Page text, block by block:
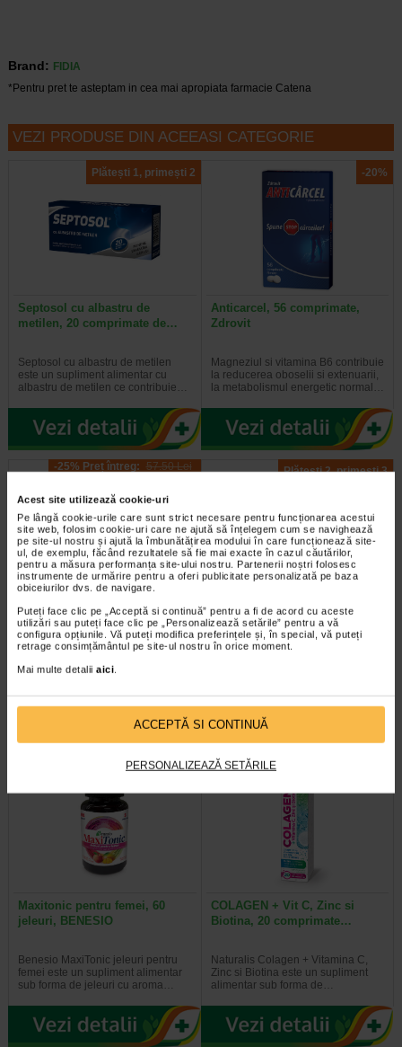
Acest site utilizează cookie-uri
Pe lângă cookie-urile care sunt strict necesare pentru funcționarea acestui
site web, folosim cookie-uri care ne ajută să înțelegem cum se navighează
pe site-ul nostru și ajută la îmbunătățirea modului în care funcționează site-
ul, de exemplu, făcând rezultatele să fie mai exacte în cazul căutărilor,
pentru a măsura performanța site-ului nostru. Partenerii noștri folosesc
instrumente de urmărire pentru a oferi publicitate personalizată pe baza
obiceiurilor dvs. de navigare.
Puteți face clic pe „Acceptă si continuă” pentru a fi de acord cu aceste
utilizări sau puteți face clic pe „Personalizează setările” pentru a vă
configura opțiunile. Vă puteți modifica preferințele și, în special, vă puteți
retrage consimțământul pe site-ul nostru în orice moment.
Mai multe detalii aici.
ACCEPTĂ SI CONTINUĂ
PERSONALIZEAZĂ SETĂRILE
Brand:
FIDIA
*Pentru pret te asteptam in cea mai apropiata farmacie Catena
VEZI PRODUSE DIN ACEEASI CATEGORIE
Plătești 1, primești 2
Septosol cu albastru de
metilen, 20 comprimate de…
Septosol cu albastru de metilen
este un supliment alimentar cu
albastru de metilen ce contribuie…
-20%
Anticarcel, 56 comprimate,
Zdrovit
Magneziul si vitamina B6 contribuie
la reducerea oboselii si extenuarii,
la metabolismul energetic normal…
-25% Preț întreg: 57.50 Lei
Minoxicapil, 30 capsule,
DOCTOR FITERMAN
o formula fortifianta alcatuita din
Plătești 2, primești 3
Maxitonic pentru barbati, 60
jeleuri, BENESIO
Plătești 2, primești 3
Maxitonic pentru femei, 60
jeleuri, BENESIO
Benesio MaxiTonic jeleuri pentru
femei este un supliment alimentar
sub forma de jeleuri cu aroma…
COLAGEN + Vit C, Zinc si
Biotina, 20 comprimate…
Naturalis Colagen + Vitamina C,
Zinc si Biotina este un supliment
alimentar sub forma de…